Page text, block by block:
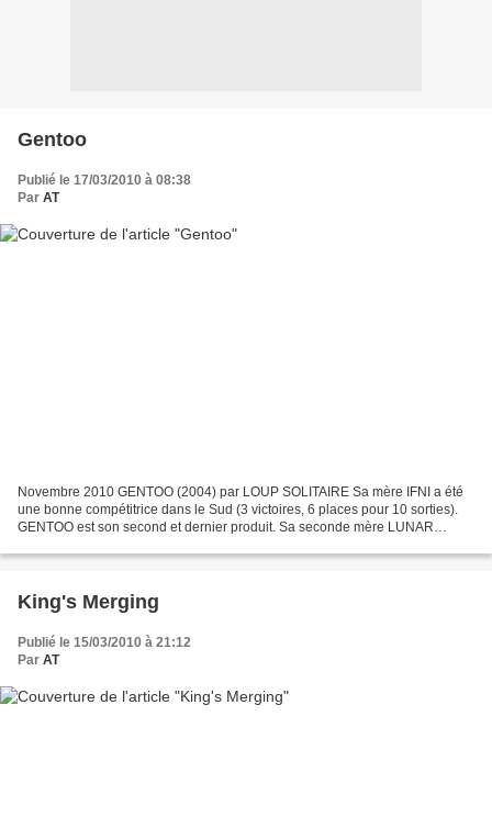
Gentoo
Publié le 17/03/2010 à 08:38
Par AT
Novembre 2010 GENTOO (2004) par LOUP SOLITAIRE Sa mère IFNI a été
une bonne compétitrice dans le Sud (3 victoires, 6 places pour 10 sorties).
GENTOO est son second et dernier produit. Sa seconde mère LUNAR
King's Merging
Publié le 15/03/2010 à 21:12
Par AT